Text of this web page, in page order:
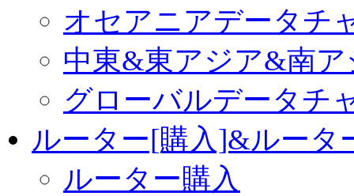
オセアニアデータチ
中東&東アジア&南
グローバルデータチ
ルーター[購入]&ルータ
ルーター購入